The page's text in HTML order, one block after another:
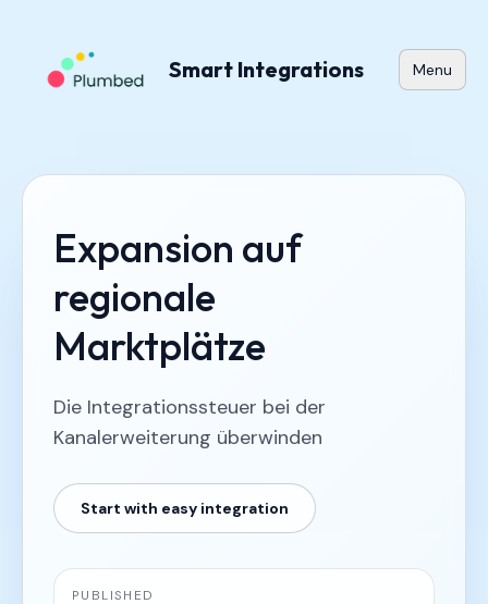
Smart Integrations Menu
Expansion auf
regionale
Marktplätze
Die Integrationssteuer bei der
Kanalerweiterung überwinden
Start with easy integration
PUBLISHED